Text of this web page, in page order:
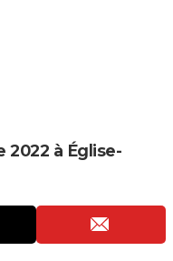
à Église-